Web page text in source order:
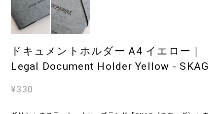
ドキュメントホルダー A4 イエロー｜
Legal Document Holder Yellow - SKAG
¥330